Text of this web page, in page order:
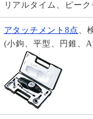
リアルタイム、ピー
アタッチメント8点 、
(小鉤、平型、円錐、